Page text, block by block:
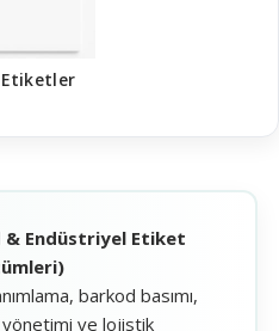
Endüstriyel Etiket
barkod basımı,
ve lojistik